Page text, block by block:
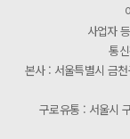
사업자
통
본사 : 서울특별시 금
구로유통 : 서울시